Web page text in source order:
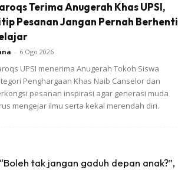
Terima Anugerah Khas UPSI,
Pesanan Jangan Pernah Berhenti
- 6 Ogo 2026
UPSI menerima Anugerah Tokoh Siswa
Penghargaan Khas Naib Canselor dan
pesanan inspirasi agar generasi muda
mengejar ilmu serta kekal merendah diri.
“Boleh tak jangan gaduh depan anak?”,